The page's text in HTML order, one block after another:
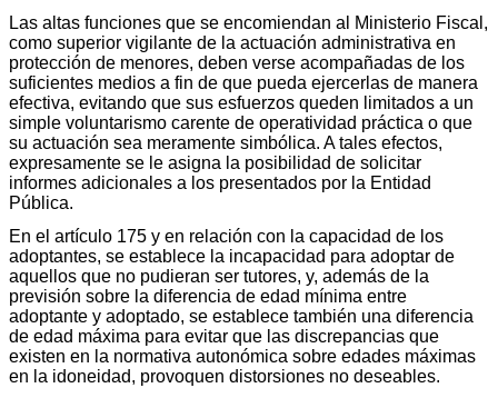
Las altas funciones que se encomiendan al Ministerio Fiscal,
como superior vigilante de la actuación administrativa en
protección de menores, deben verse acompañadas de los
suficientes medios a fin de que pueda ejercerlas de manera
efectiva, evitando que sus esfuerzos queden limitados a un
simple voluntarismo carente de operatividad práctica o que
su actuación sea meramente simbólica. A tales efectos,
expresamente se le asigna la posibilidad de solicitar
informes adicionales a los presentados por la Entidad
Pública.
En el artículo 175 y en relación con la capacidad de los
adoptantes, se establece la incapacidad para adoptar de
aquellos que no pudieran ser tutores, y, además de la
previsión sobre la diferencia de edad mínima entre
adoptante y adoptado, se establece también una diferencia
de edad máxima para evitar que las discrepancias que
existen en la normativa autonómica sobre edades máximas
en la idoneidad, provoquen distorsiones no deseables.